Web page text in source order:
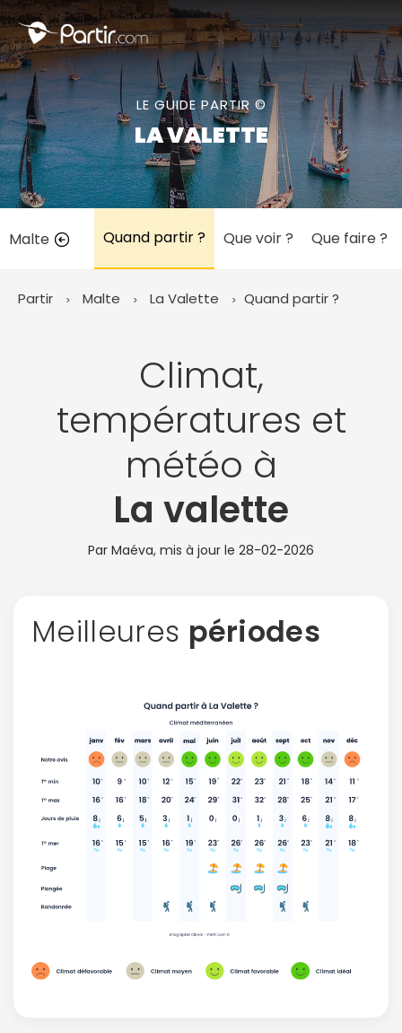
LE GUIDE PARTIR ©
LA VALETTE
Malte Quand partir ? Que voir ? Que faire ?
Partir Malte La Valette Quand partir ?
Climat,
températures et
météo à
La valette
Par Maéva, mis à jour le 28-02-2026
Meilleures périodes
📍 Destinations populaires
☀️ Où partir par mois
Février Mars
Juillet
Août Septembre
Octobre